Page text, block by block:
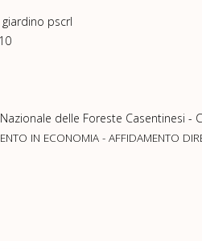
pscrl
delle Foreste Casentinesi -
IN ECONOMIA - AFFIDAMENTO